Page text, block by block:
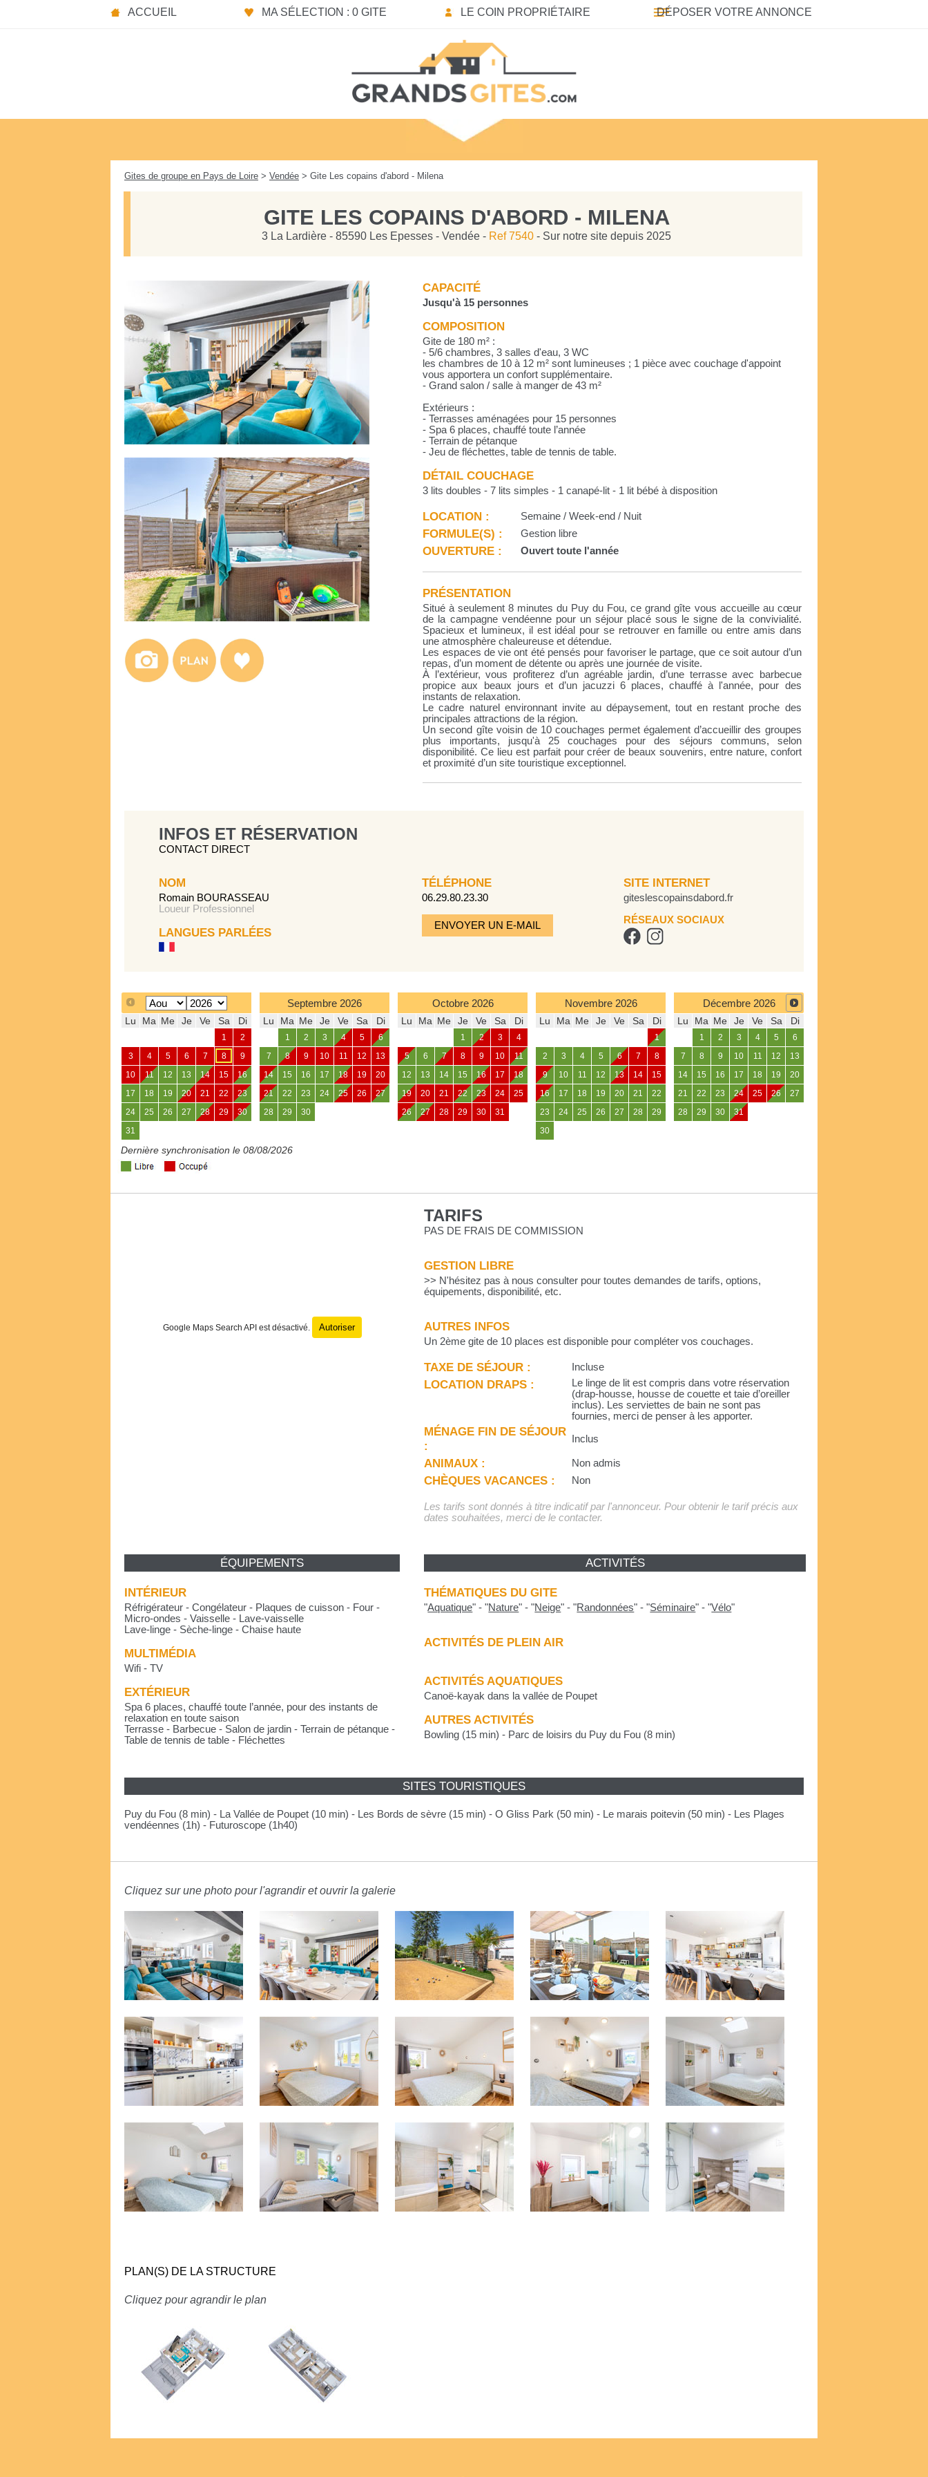
ACCUEIL MA SÉLECTION : 0 GITE LE COIN PROPRIÉTAIRE DÉPOSER VOTRE ANNONCE
Gites de groupe en Pays de Loire > Vendée > Gite Les copains d'abord - Milena
GITE LES COPAINS D'ABORD - MILENA
3 La Lardière - 85590 Les Epesses - Vendée - Ref 7540 - Sur notre site depuis 2025
CAPACITÉ
Jusqu'à 15 personnes
COMPOSITION
Gite de 180 m² :
- 5/6 chambres, 3 salles d'eau, 3 WC
les chambres de 10 à 12 m² sont lumineuses ; 1 pièce avec couchage d'appoint
vous apportera un confort supplémentaire.
- Grand salon / salle à manger de 43 m²
Extérieurs :
- Terrasses aménagées pour 15 personnes
- Spa 6 places, chauffé toute l’année
- Terrain de pétanque
- Jeu de fléchettes, table de tennis de table.
DÉTAIL COUCHAGE
3 lits doubles - 7 lits simples - 1 canapé-lit - 1 lit bébé à disposition
LOCATION : Semaine / Week-end / Nuit
FORMULE(S) : Gestion libre
OUVERTURE : Ouvert toute l'année
PRÉSENTATION
Situé à seulement 8 minutes du Puy du Fou, ce grand gîte vous accueille au cœur
de la campagne vendéenne pour un séjour placé sous le signe de la convivialité.
Spacieux et lumineux, il est idéal pour se retrouver en famille ou entre amis dans
une atmosphère chaleureuse et détendue.
Les espaces de vie ont été pensés pour favoriser le partage, que ce soit autour d’un
repas, d’un moment de détente ou après une journée de visite.
À l’extérieur, vous profiterez d’un agréable jardin, d’une terrasse avec barbecue
propice aux beaux jours et d’un jacuzzi 6 places, chauffé à l'année, pour des
instants de relaxation.
Le cadre naturel environnant invite au dépaysement, tout en restant proche des
principales attractions de la région.
Un second gîte voisin de 10 couchages permet également d’accueillir des groupes
plus importants, jusqu'à 25 couchages pour des séjours communs, selon
disponibilité. Ce lieu est parfait pour créer de beaux souvenirs, entre nature, confort
et proximité d’un site touristique exceptionnel.
INFOS ET RÉSERVATION
CONTACT DIRECT
NOM
Romain BOURASSEAU
Loueur Professionnel
LANGUES PARLÉES
TÉLÉPHONE
06.29.80.23.30
ENVOYER UN E-MAIL
SITE INTERNET
giteslescopainsdabord.fr
RÉSEAUX SOCIAUX
Lu Ma Me Je Ve Sa Di
1 2
3 4 5 6 7 8 9
10 11 12 13 14 15 16
17 18 19 20 21 22 23
24 25 26 27 28 29 30
31
Septembre 2026
Lu Ma Me Je Ve Sa Di
1 2 3 4 5 6
7 8 9 10 11 12 13
14 15 16 17 18 19 20
21 22 23 24 25 26 27
28 29 30
Octobre 2026
Lu Ma Me Je Ve Sa Di
1 2 3 4
5 6 7 8 9 10 11
12 13 14 15 16 17 18
19 20 21 22 23 24 25
26 27 28 29 30 31
Novembre 2026
Lu Ma Me Je Ve Sa Di
1
2 3 4 5 6 7 8
9 10 11 12 13 14 15
16 17 18 19 20 21 22
23 24 25 26 27 28 29
30
Décembre 2026
Lu Ma Me Je Ve Sa Di
1 2 3 4 5 6
7 8 9 10 11 12 13
14 15 16 17 18 19 20
21 22 23 24 25 26 27
28 29 30 31
Dernière synchronisation le 08/08/2026
Google Maps Search API est désactivé. Autoriser
TARIFS
PAS DE FRAIS DE COMMISSION
GESTION LIBRE
>> N'hésitez pas à nous consulter pour toutes demandes de tarifs, options,
équipements, disponibilité, etc.
AUTRES INFOS
Un 2ème gite de 10 places est disponible pour compléter vos couchages.
TAXE DE SÉJOUR : Incluse
LOCATION DRAPS :
Le linge de lit est compris dans votre réservation
(drap-housse, housse de couette et taie d’oreiller
inclus). Les serviettes de bain ne sont pas
fournies, merci de penser à les apporter.
MÉNAGE FIN DE SÉJOUR
:
Inclus
ANIMAUX : Non admis
CHÈQUES VACANCES : Non
Les tarifs sont donnés à titre indicatif par l'annonceur. Pour obtenir le tarif précis aux
dates souhaitées, merci de le contacter.
ÉQUIPEMENTS
INTÉRIEUR
Réfrigérateur - Congélateur - Plaques de cuisson - Four -
Micro-ondes - Vaisselle - Lave-vaisselle
Lave-linge - Sèche-linge - Chaise haute
MULTIMÉDIA
Wifi - TV
EXTÉRIEUR
Spa 6 places, chauffé toute l’année, pour des instants de
relaxation en toute saison
Terrasse - Barbecue - Salon de jardin - Terrain de pétanque -
Table de tennis de table - Fléchettes
ACTIVITÉS
THÉMATIQUES DU GITE
"Aquatique" -"Nature" -"Neige" -"Randonnées" -"Séminaire" -"Vélo"
ACTIVITÉS DE PLEIN AIR
ACTIVITÉS AQUATIQUES
Canoë-kayak dans la vallée de Poupet
AUTRES ACTIVITÉS
Bowling (15 min) - Parc de loisirs du Puy du Fou (8 min)
SITES TOURISTIQUES
Puy du Fou (8 min) - La Vallée de Poupet (10 min) - Les Bords de sèvre (15 min) - O Gliss Park (50 min) - Le marais poitevin (50 min) - Les Plages
vendéennes (1h) - Futuroscope (1h40)
Cliquez sur une photo pour l'agrandir et ouvrir la galerie
PLAN(S) DE LA STRUCTURE
Cliquez pour agrandir le plan
Panneau de gestion des cookies